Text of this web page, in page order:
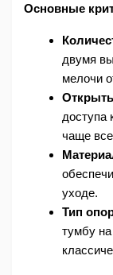
Основные
двумя
мелочи
доступа
чаще
уходе.
Тип
тумбу